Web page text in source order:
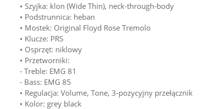
• Szyjka: klon (Wide Thin), neck-through-body
• Podstrunnica: heban
• Mostek: Original Floyd Rose Tremolo
• Klucze: PRS
• Osprzęt: niklowy
• Przetworniki:
- Treble: EMG 81
- Bass: EMG 85
• Regulacja: Volume, Tone, 3-pozycyjny przełącznik
• Kolor: grey black